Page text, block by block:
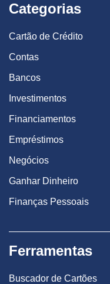
Categorias
Cartão de Crédito
Contas
Bancos
Investimentos
Financiamentos
Empréstimos
Negócios
Ganhar Dinheiro
Finanças Pessoais
Ferramentas
Buscador de Cartões